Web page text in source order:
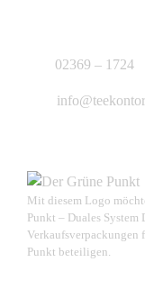
02369 – 1724
Mit diesem Logo
Punkt – Duales System
Verkaufsverpackungen
Punkt beteiligen.